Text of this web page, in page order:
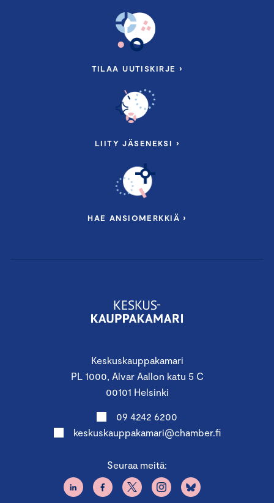
Keskuskauppakamari
PL 1000, Alvar Aallon katu 5 C
00101 Helsinki
09 4242 6200
keskuskauppakamari@chamber.fi
Seuraa meitä:
TILAA UUTISKIRJE ›
LIITY JÄSENEKSI ›
HAE ANSIOMERKKIÄ ›